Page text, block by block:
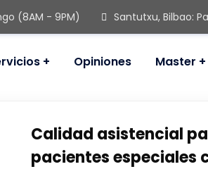
(8AM - 9PM) Santutxu, Bilbao:
Opiniones Master
Calidad asistencial
pacientes especiales